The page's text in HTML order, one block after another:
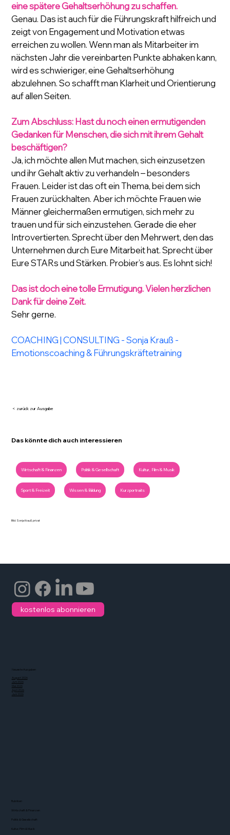
< zurück zur Ausgabe
Das könnte dich auch interessieren
Wirtschaft & Finanzen Politik & Gesellschaft Kultur, Film & Musik
Sport & Freizeit Wissen & Bildung Kurzportraits
Bild: Sonja Krauß, privat
eine spätere Gehaltserhöhung zu schaffen.
Genau. Das ist auch für die Führungskraft hilfreich und
zeigt von Engagement und Motivation etwas
erreichen zu wollen. Wenn man als Mitarbeiter im
nächsten Jahr die vereinbarten Punkte abhaken kann,
wird es schwieriger, eine Gehaltserhöhung
abzulehnen. So schafft man Klarheit und Orientierung
auf allen Seiten.
Zum Abschluss: Hast du noch einen ermutigenden
Gedanken für Menschen, die sich mit ihrem Gehalt
beschäftigen?
Ja, ich möchte allen Mut machen, sich einzusetzen
und ihr Gehalt aktiv zu verhandeln – besonders
Frauen. Leider ist das oft ein Thema, bei dem sich
Frauen zurückhalten. Aber ich möchte Frauen wie
Männer gleichermaßen ermutigen, sich mehr zu
trauen und für sich einzustehen. Gerade die eher
Introvertierten. Sprecht über den Mehrwert, den das
Unternehmen durch Eure Mitarbeit hat. Sprecht über
Eure STARs und Stärken. Probier’s aus. Es lohnt sich!
Das ist doch eine tolle Ermutigung. Vielen herzlichen
Dank für deine Zeit.
Sehr gerne.
COACHING | CONSULTING - Sonja Krauß -
Emotionscoaching & Führungskräftetraining
kostenlos abonnieren
Neueste Ausgaben
August 2026
Juni 2026
Mai 2026
April 2026
Juni 2026
Rubriken
Wirtschaft & Finanzen
Politik & Gesellschaft
Kultur, Film & Musik